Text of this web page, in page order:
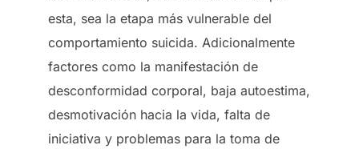
esta, sea la etapa más vulnerable del
comportamiento suicida. Adicionalmente
factores como la manifestación de
desconformidad corporal, baja autoestima,
desmotivación hacia la vida, falta de
iniciativa y problemas para la toma de